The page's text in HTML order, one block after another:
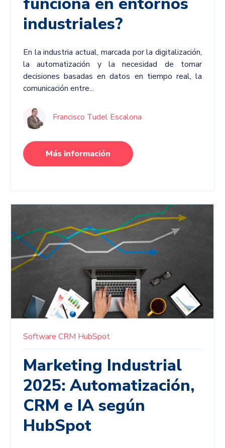
industriales?
En la industria actual, marcada por la digitalización,
la automatización y la necesidad de tomar
decisiones basadas en datos en tiempo real, la
comunicación entre...
Francisco Tudel Escalona
Más información
Software CRM HubSpot
Marketing Industrial
2025: Automatización,
CRM e IA según
HubSpot